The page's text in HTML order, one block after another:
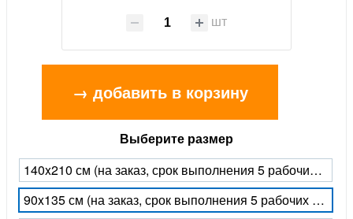
шт
→ добавить в корзину
Выберите размер
140x210 см (на заказ, срок выполнения 5 рабочих дней)
90x135 см (на заказ, срок выполнения 5 рабочих дней)